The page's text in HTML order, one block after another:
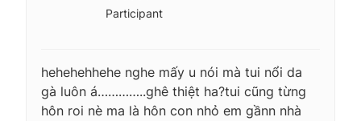
Participant
hehehehhehe nghe mấy u nói mà tui nổi da
gà luôn á…………..ghê thiệt ha?tui cũng từng
hôn roi nè ma là hôn con nhỏ em gầnn nhà